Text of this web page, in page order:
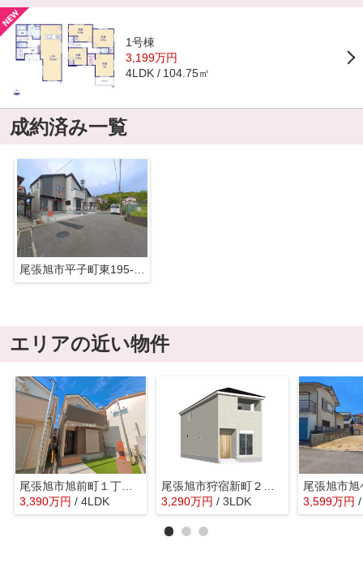
1号棟
3,199万円
4LDK 104.75㎡
成約済み一覧
エリアの近い物件
尾張旭市旭前町１丁目10-12『仲介料無料』新築戸建て
3,390万円 / 4LDK
尾張旭市狩宿新町２丁目13『仲介料無料』新築戸建て
3,290万円 / 3LDK 3,599万円